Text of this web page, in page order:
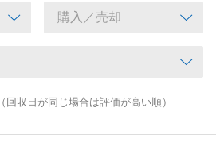
収日が同じ場合は評価が高い順）